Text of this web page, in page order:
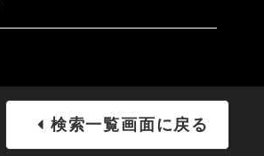
検索一覧画面に戻る